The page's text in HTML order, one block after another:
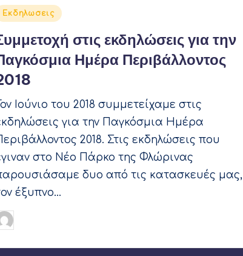
Εκδηλωσεις
στις εκδηλώσεις για την
Ημέρα Περιβάλλοντος
Ιούνιο του 2018 συμμετείχαμε στις
για την Παγκόσμια Ημέρα
2018. Στις εκδηλώσεις που
στο Νέο Πάρκο της Φλώρινας
δυο από τις κατασκευές μας,
έξυπνο…